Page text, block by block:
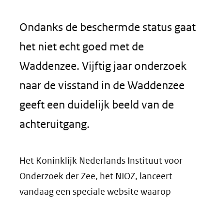
Ondanks de beschermde status gaat
het niet echt goed met de
Waddenzee. Vijftig jaar onderzoek
naar de visstand in de Waddenzee
geeft een duidelijk beeld van de
achteruitgang.
Het Koninklijk Nederlands Instituut voor
Onderzoek der Zee, het NIOZ, lanceert
vandaag een speciale website waarop